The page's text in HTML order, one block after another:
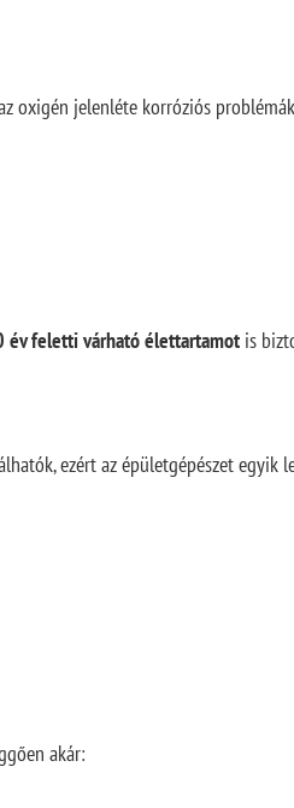
oxigén jelenléte korróziós
év feletti várható élettartamotis
ezért az épületgépészet egyik
akár: